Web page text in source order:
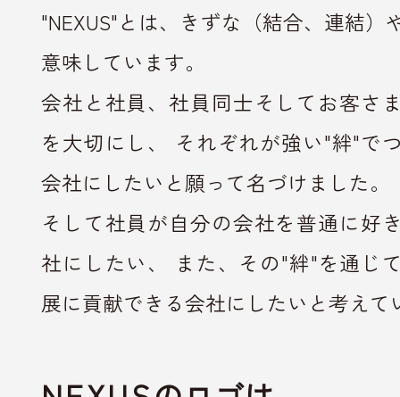
"NEXUS"とは、きずな（結合、連結）
意味しています。
会社と社員、社員同士そしてお客さ
を大切にし、
それぞれが強い"絆"で
会社にしたいと願って名づけました。
そして社員が自分の会社を普通に好
社にしたい、
また、その"絆"を通じ
展に貢献できる会社にしたいと考えて